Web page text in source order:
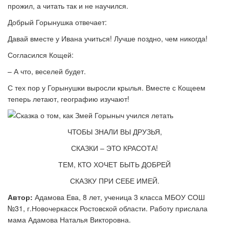
прожил, а читать так и не научился.
Добрый Горынушка отвечает:
Давай вместе у Ивана учиться! Лучше поздно, чем никогда!
Согласился Кощей:
– А что, веселей будет.
С тех пор у Горынушки выросли крылья. Вместе с Кощеем
теперь летают, географию изучают!
ЧТОБЫ ЗНАЛИ ВЫ ДРУЗЬЯ,
СКАЗКИ – ЭТО КРАСОТА!
ТЕМ, КТО ХОЧЕТ БЫТЬ ДОБРЕЙ
СКАЗКУ ПРИ СЕБЕ ИМЕЙ.
Автор: Адамова Ева, 8 лет, ученица 3 класса МБОУ СОШ
№31, г.Новочеркасск Ростовской области. Работу прислала
мама Адамова Наталья Викторовна.